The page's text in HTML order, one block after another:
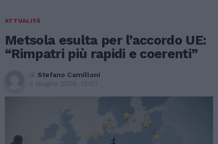
ATTUALITÀ
Metsola esulta per l’accordo UE:
“Rimpatri più rapidi e coerenti”
di Stefano Camilloni
3 Giugno 2026, 12:07